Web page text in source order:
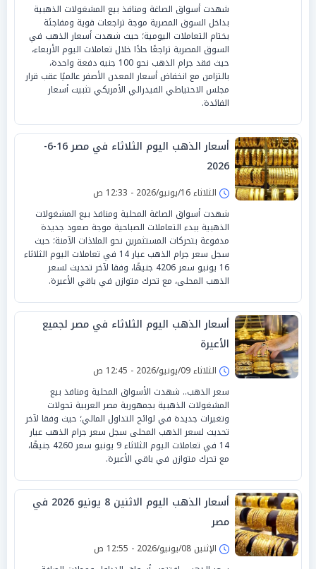
شهدت أسواق الصاغة ومنافذ بيع المشغولات الذهبية
بداخل السوق المصرية موجة تراجعات قوية ومفاجئة
بختام التعاملات اليومية؛ حيث شهدت أسعار الذهب في
السوق المصرية تراجعًا حادًا خلال تعاملات اليوم الأربعاء،
حيث فقد جرام الذهب نحو 100 جنيه دفعة واحدة،
بالتزامن مع انخفاض أسعار المعدن الأصفر عالميًا عقب قرار
مجلس الاحتياطي الفيدرالي الأمريكي تثبيت أسعار
الفائدة.
أسعار الذهب اليوم الثلاثاء في مصر 16-6-
2026
الثلاثاء 16/يونيو/2026 - 12:33 ص
شهدت أسواق الصاغة المحلية ومنافذ بيع المشغولات
الذهبية ببدء التعاملات الصباحية موجة صعود جديدة
مدفوعة بتحركات المستثمرين نحو الملاذات الآمنة؛ حيث
سجل سعر جرام الذهب عيار 14 في تعاملات اليوم الثلاثاء
16 يونيو سعر 4206 جنيهًا، وفقا لآخر تحديث لسعر
الذهب المحلى، مع تحرك متوازن في باقي الأعيرة.
أسعار الذهب اليوم الثلاثاء في مصر لجميع
الأعيرة
الثلاثاء 09/يونيو/2026 - 12:45 ص
سعر الذهب.. شهدت الأسواق المحلية ومنافذ بيع
المشغولات الذهبية بجمهورية مصر العربية تحولات
وتغيرات جديدة في لوائح التداول المالي؛ حيث وفقا لآخر
تحديث لسعر الذهب المحلى سجل سعر جرام الذهب عيار
14 في تعاملات اليوم الثلاثاء 9 يونيو سعر 4260 جنيهًا،
مع تحرك متوازن في باقي الأعيرة.
أسعار الذهب اليوم الاثنين 8 يونيو 2026 في
مصر
الإثنين 08/يونيو/2026 - 12:55 ص